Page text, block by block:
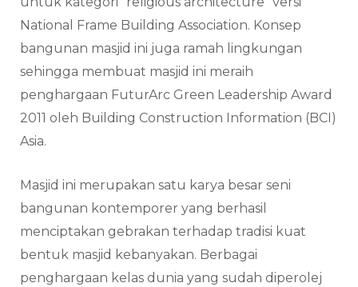
National Frame Building Association. Konsep
bangunan masjid ini juga ramah lingkungan
sehingga membuat masjid ini meraih
penghargaan FuturArc Green Leadership Award
2011 oleh Building Construction Information (BCI)
Asia.
Masjid ini merupakan satu karya besar seni
bangunan kontemporer yang berhasil
menciptakan gebrakan terhadap tradisi kuat
bentuk masjid kebanyakan. Berbagai
penghargaan kelas dunia yang sudah diperolej